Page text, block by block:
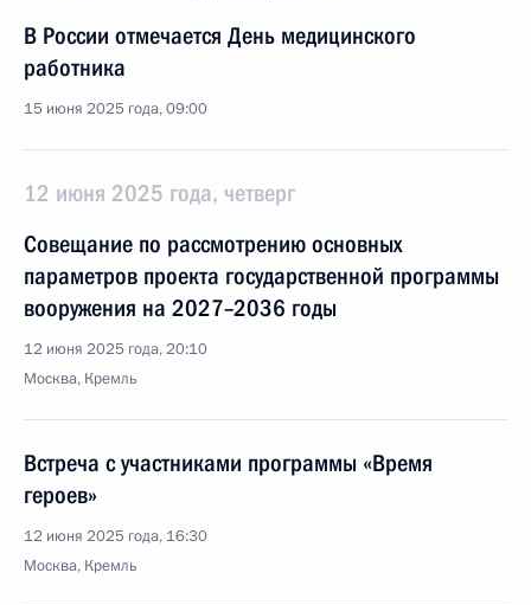
В России отмечается День медицинского
работника
15 июня 2025 года, 09:00
12 июня 2025 года, четверг
Совещание по рассмотрению основных
параметров проекта государственной программы
вооружения на 2027–2036 годы
12 июня 2025 года, 20:10
Москва, Кремль
Встреча с участниками программы «Время
героев»
12 июня 2025 года, 16:30
Москва, Кремль